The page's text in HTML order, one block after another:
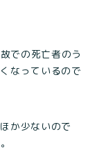
での死亡者のう
なっているので
か少ないので